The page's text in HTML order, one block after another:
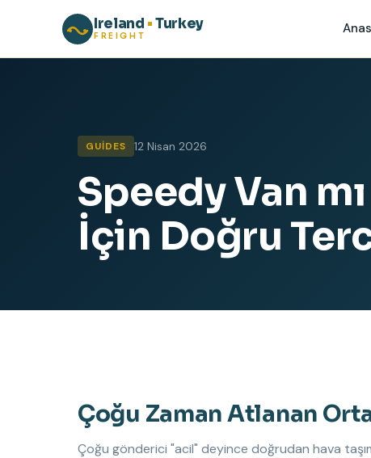
Ireland •Turkey
FREIGHT
GUIDES 12 Nisan 2026
Speedy Van
İçin Doğru
Çoğu Zaman Atlanan
Çoğu gönderici "acil" deyince doğrudan hava